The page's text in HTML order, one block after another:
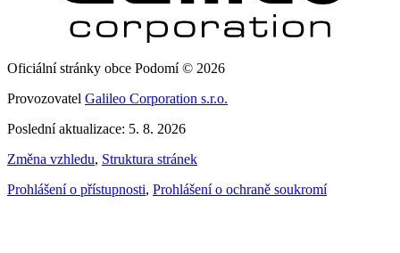
Oficiální stránky obce Podomí © 2026
Provozovatel Galileo Corporation s.r.o.
Poslední aktualizace: 5. 8. 2026
Změna vzhledu, Struktura stránek
Prohlášení o přístupnosti, Prohlášení o ochraně soukromí